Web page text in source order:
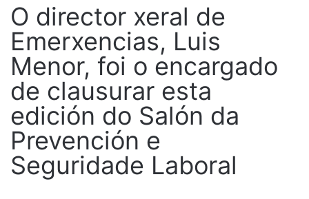
O director xeral de
Emerxencias, Luis
Menor, foi o encargado
de clausurar esta
edición do Salón da
Prevención e
Seguridade Laboral